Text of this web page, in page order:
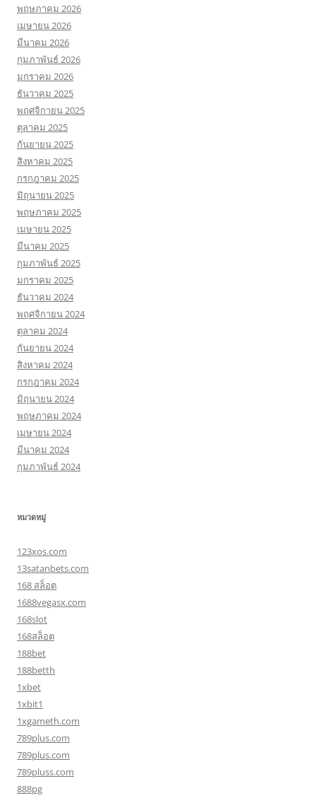
พฤษภาคม 2026
เมษายน 2026
มีนาคม 2026
กุมภาพันธ์ 2026
มกราคม 2026
ธันวาคม 2025
พฤศจิกายน 2025
ตุลาคม 2025
กันยายน 2025
สิงหาคม 2025
กรกฎาคม 2025
มิถุนายน 2025
พฤษภาคม 2025
เมษายน 2025
มีนาคม 2025
กุมภาพันธ์ 2025
มกราคม 2025
ธันวาคม 2024
พฤศจิกายน 2024
ตุลาคม 2024
กันยายน 2024
สิงหาคม 2024
กรกฎาคม 2024
มิถุนายน 2024
พฤษภาคม 2024
เมษายน 2024
มีนาคม 2024
กุมภาพันธ์ 2024
หมวดหมู่
123xos.com
13satanbets.com
168 สล็อต
1688vegasx.com
168slot
168สล็อต
188bet
188betth
1xbet
1xbit1
1xgameth.com
789plus.com
789plus.com
789pluss.com
888pg